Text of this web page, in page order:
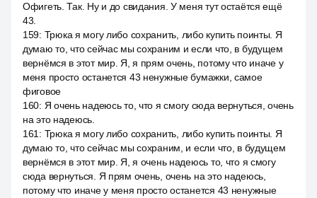
Офигеть. Так. Ну и до свидания. У меня тут остаётся ещё
43.
159: Трюка я могу либо сохранить, либо купить поинты. Я
думаю то, что сейчас мы сохраним и если что, в будущем
вернёмся в этот мир. Я, я прям очень, потому что иначе у
меня просто останется 43 ненужные бумажки, самое
фиговое
160: Я очень надеюсь то, что я смогу сюда вернуться, очень
на это надеюсь.
161 : Трюка я могу либо сохранить, либо купить поинты. Я
думаю то, что сейчас мы сохраним, и если что, в будущем
вернёмся в этот мир. Я, я очень надеюсь то, что я смогу
сюда вернуться. Я прям очень, очень на это надеюсь,
потому что иначе у меня просто останется 43 ненужные